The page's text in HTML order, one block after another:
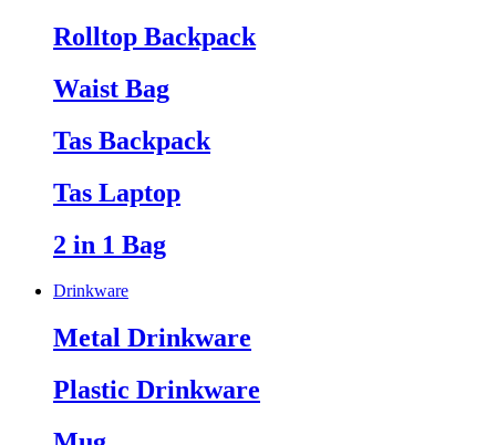
Rolltop Backpack
Waist Bag
Tas Backpack
Tas Laptop
2 in 1 Bag
Drinkware
Metal Drinkware
Plastic Drinkware